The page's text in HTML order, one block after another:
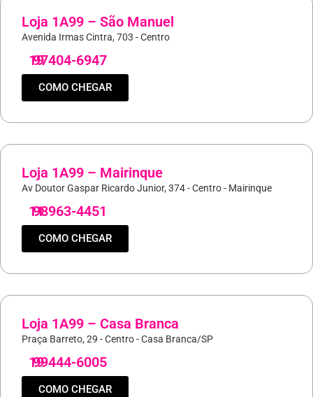
Loja 1A99 – São Manuel
Avenida Irmas Cintra, 703 - Centro
19
97404-6947
COMO CHEGAR
Loja 1A99 – Mairinque
Av Doutor Gaspar Ricardo Junior, 374 - Centro - Mairinque
11
98963-4451
COMO CHEGAR
Loja 1A99 – Casa Branca
Praça Barreto, 29 - Centro - Casa Branca/SP
19
99444-6005
COMO CHEGAR